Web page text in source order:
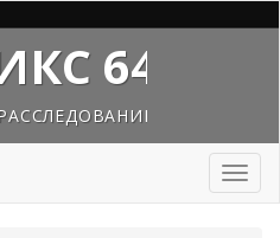
64
Toggle